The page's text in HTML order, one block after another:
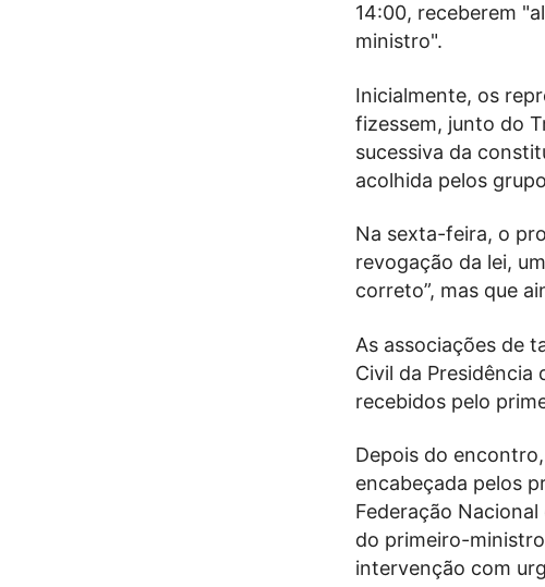
14:00, receberem
ministro".
Inicialmente, os
fizessem, junto do
sucessiva da
acolhida pelos
Na sexta-feira, o
revogação da lei,
correto”, mas que
As associações de
Civil da Presidência
recebidos pelo
Depois do
encabeçada pelos
Federação
do primeiro-
intervenção com